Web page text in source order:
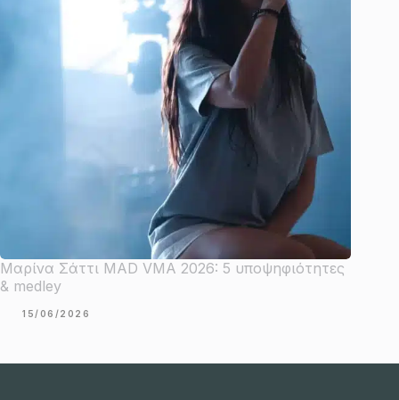
Μαρίνα Σάττι MAD VMA 2026: 5 υποψηφιότητες
& medley
15/06/2026